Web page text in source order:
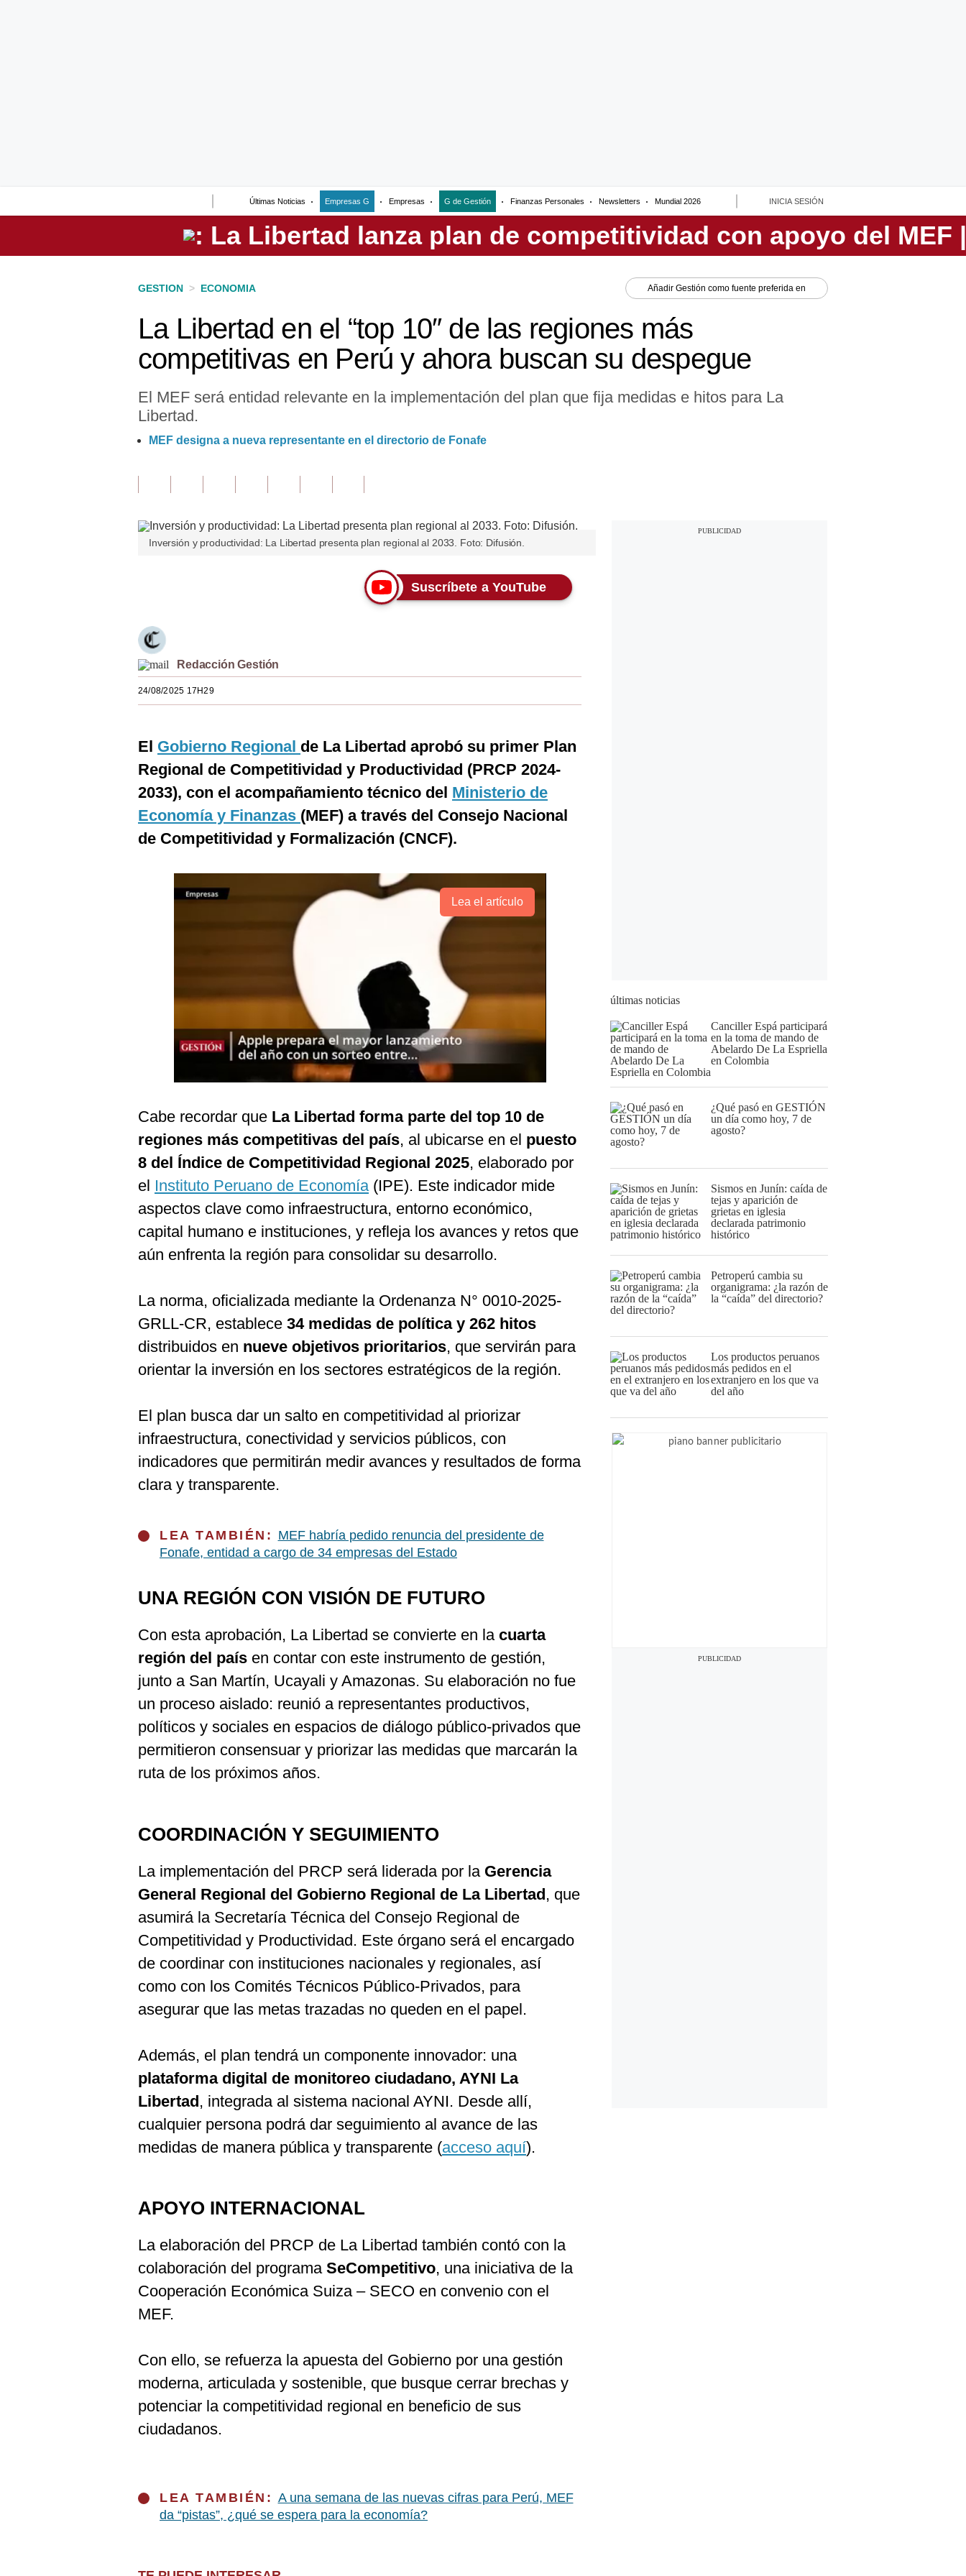
Últimas Noticias Empresas G Empresas G de Gestión Finanzas Personales Newsletters Mundial 2026 INICIA SESIÓN
Perú
GESTION > ECONOMIA Añadir Gestión como fuente preferida en
La Libertad en el “top 10″ de las regiones más
competitivas en Perú y ahora buscan su despegue
El MEF será entidad relevante en la implementación del plan que fija medidas e hitos para La
Libertad.
MEF designa a nueva representante en el directorio de Fonafe
Inversión y productividad: La Libertad presenta plan regional al 2033. Foto: Difusión.
Suscríbete a YouTube
Redacción Gestión
24/08/2025 17H29
El Gobierno Regional de La Libertad aprobó su primer Plan
Regional de Competitividad y Productividad (PRCP 2024-
2033), con el acompañamiento técnico del Ministerio de
Economía y Finanzas (MEF) a través del Consejo Nacional
de Competitividad y Formalización (CNCF).
Lea el artículo
Cabe recordar que La Libertad forma parte del top 10 de
regiones más competitivas del país, al ubicarse en el puesto
8 del Índice de Competitividad Regional 2025, elaborado por
el Instituto Peruano de Economía(IPE). Este indicador mide
aspectos clave como infraestructura, entorno económico,
capital humano e instituciones, y refleja los avances y retos que
aún enfrenta la región para consolidar su desarrollo.
La norma, oficializada mediante la Ordenanza N° 0010-2025-
GRLL-CR, establece 34 medidas de política y 262 hitos
distribuidos en nueve objetivos prioritarios, que servirán para
orientar la inversión en los sectores estratégicos de la región.
El plan busca dar un salto en competitividad al priorizar
infraestructura, conectividad y servicios públicos, con
indicadores que permitirán medir avances y resultados de forma
clara y transparente.
LEA TAMBIÉN: MEF habría pedido renuncia del presidente de
Fonafe, entidad a cargo de 34 empresas del Estado
UNA REGIÓN CON VISIÓN DE FUTURO
Con esta aprobación, La Libertad se convierte en la cuarta
región del país en contar con este instrumento de gestión,
junto a San Martín, Ucayali y Amazonas. Su elaboración no fue
un proceso aislado: reunió a representantes productivos,
políticos y sociales en espacios de diálogo público-privados que
permitieron consensuar y priorizar las medidas que marcarán la
ruta de los próximos años.
COORDINACIÓN Y SEGUIMIENTO
La implementación del PRCP será liderada por la Gerencia
General Regional del Gobierno Regional de La Libertad, que
asumirá la Secretaría Técnica del Consejo Regional de
Competitividad y Productividad. Este órgano será el encargado
de coordinar con instituciones nacionales y regionales, así
como con los Comités Técnicos Público-Privados, para
asegurar que las metas trazadas no queden en el papel.
Además, el plan tendrá un componente innovador: una
plataforma digital de monitoreo ciudadano, AYNI La
Libertad, integrada al sistema nacional AYNI. Desde allí,
cualquier persona podrá dar seguimiento al avance de las
medidas de manera pública y transparente (acceso aquí).
APOYO INTERNACIONAL
La elaboración del PRCP de La Libertad también contó con la
colaboración del programa SeCompetitivo, una iniciativa de la
Cooperación Económica Suiza – SECO en convenio con el
MEF.
Con ello, se refuerza la apuesta del Gobierno por una gestión
moderna, articulada y sostenible, que busque cerrar brechas y
potenciar la competitividad regional en beneficio de sus
ciudadanos.
LEA TAMBIÉN: A una semana de las nuevas cifras para Perú, MEF
da “pistas”, ¿qué se espera para la economía?
últimas noticias
Canciller Espá participará
en la toma de mando de
Abelardo De La Espriella
en Colombia
¿Qué pasó en GESTIÓN
un día como hoy, 7 de
agosto?
Sismos en Junín: caída de
tejas y aparición de
grietas en iglesia
declarada patrimonio
histórico
Petroperú cambia su
organigrama: ¿la razón de
la “caída” del directorio?
Los productos peruanos
más pedidos en el
extranjero en los que va
del año